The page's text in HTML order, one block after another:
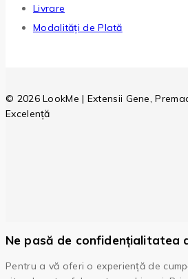
Livrare
Modalități de Plată
© 2026 LookMe | Extensii Gene,
Excelență
Ne pasă de confidențialitatea
Pentru a vă oferi o experiență de